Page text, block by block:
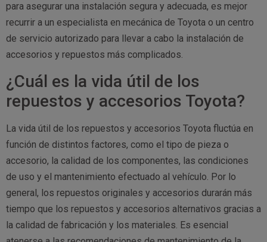
para asegurar una instalación segura y adecuada, es mejor
recurrir a un especialista en mecánica de Toyota o un centro
de servicio autorizado para llevar a cabo la instalación de
accesorios y repuestos más complicados.
¿Cuál es la vida útil de los
repuestos y accesorios Toyota?
La vida útil de los repuestos y accesorios Toyota fluctúa en
función de distintos factores, como el tipo de pieza o
accesorio, la calidad de los componentes, las condiciones
de uso y el mantenimiento efectuado al vehículo. Por lo
general, los repuestos originales y accesorios durarán más
tiempo que los repuestos y accesorios alternativos gracias a
la calidad de fabricación y los materiales. Es esencial